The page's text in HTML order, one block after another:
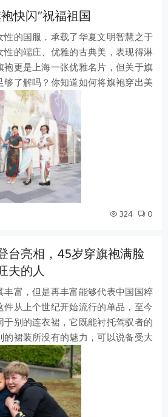
快闪”祝福祖国
性的国服，承载了华夏文明智慧之于
性的端庄、优雅的古典美，表现得淋
袍更是上海一张优雅名片，但关于旗
够了解吗？你知道如何将旗袍穿出美
化，让大
324 0
台亮相，45岁穿旗袍满脸
夫的人
丰富，但是再丰富能够代表中国国粹
件从上个世纪开始流行的单品，至今
于别的连衣裙，它既能衬托驾驭者的
的裙装所没有的魅力，可以说备受大
都很熟悉，